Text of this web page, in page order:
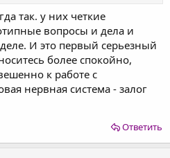
так. у них четкие
вопросы и дела и
И это первый серьезный
более спокойно,
к работе с
нервная система - залог
Ответить